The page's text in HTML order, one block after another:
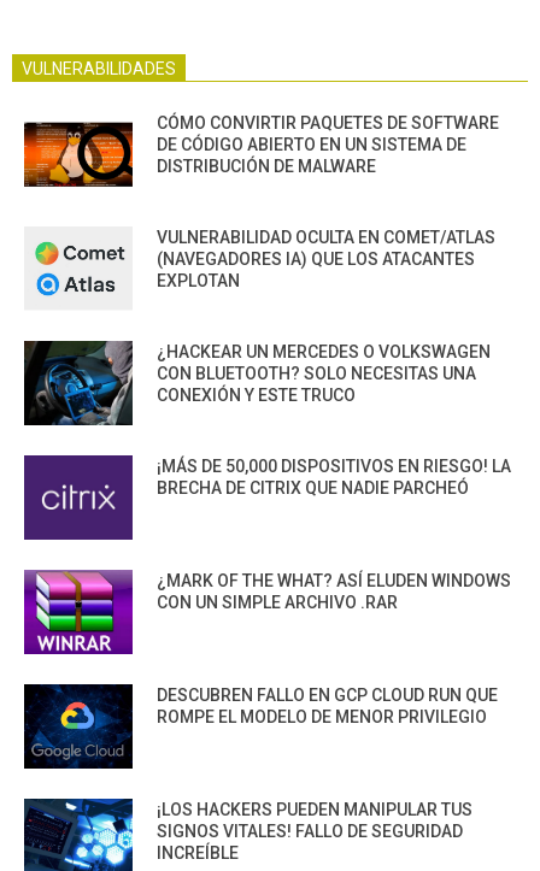
VULNERABILIDADES
CÓMO CONVIRTIR PAQUETES DE SOFTWARE
DE CÓDIGO ABIERTO EN UN SISTEMA DE
DISTRIBUCIÓN DE MALWARE
VULNERABILIDAD OCULTA EN COMET/ATLAS
(NAVEGADORES IA) QUE LOS ATACANTES
EXPLOTAN
¿HACKEAR UN MERCEDES O VOLKSWAGEN
CON BLUETOOTH? SOLO NECESITAS UNA
CONEXIÓN Y ESTE TRUCO
¡MÁS DE 50,000 DISPOSITIVOS EN RIESGO! LA
BRECHA DE CITRIX QUE NADIE PARCHEÓ
¿MARK OF THE WHAT? ASÍ ELUDEN WINDOWS
CON UN SIMPLE ARCHIVO .RAR
DESCUBREN FALLO EN GCP CLOUD RUN QUE
ROMPE EL MODELO DE MENOR PRIVILEGIO
¡LOS HACKERS PUEDEN MANIPULAR TUS
SIGNOS VITALES! FALLO DE SEGURIDAD
INCREÍBLE